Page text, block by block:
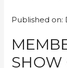
Published on:
SHOW